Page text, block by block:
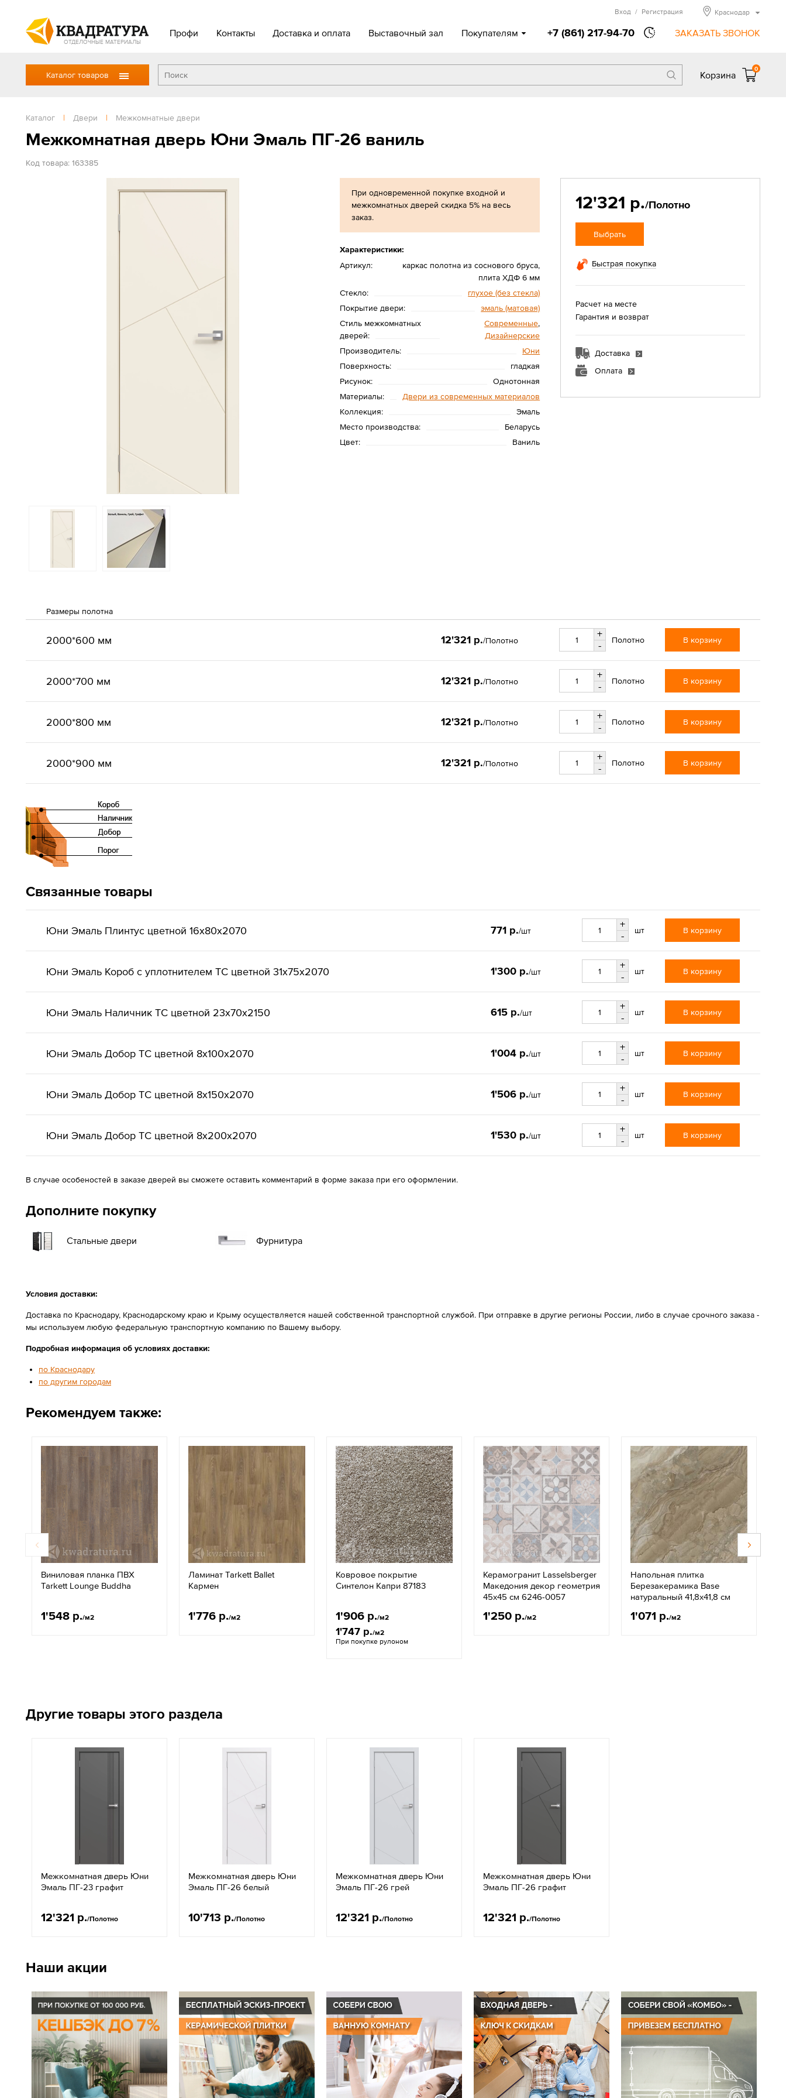
ОТДЕЛОЧНЫЕ МАТЕРИАЛЫ
Профи Контакты Доставка и оплата Выставочный зал Покупателям +7 (861) 217-94-70 ЗАКАЗАТЬ ЗВОНОК
Вход / Регистрация Краснодар
Каталог товаров Корзина
0
Каталог | Двери | Межкомнатные двери
Межкомнатная дверь Юни Эмаль ПГ-26 ваниль
Код товара: 163385
При одновременной покупке входной и
межкомнатных дверей скидка 5% на весь
заказ.
Характеристики:
Артикул:
каркас полотна из соснового бруса,
плита ХДФ 6 мм
Стекло:
глухое (без стекла)
Покрытие двери:
эмаль (матовая)
Стиль межкомнатных
дверей:
Современные,
Дизайнерские
Производитель:
Юни
Поверхность:
гладкая
Рисунок:
Однотонная
Материалы:
Двери из современных материалов
Коллекция:
Эмаль
Место производства:
Беларусь
Цвет:
Ваниль
12'321 р./Полотно
Выбрать
Быстрая покупка
Расчет на месте
Гарантия и возврат
Доставка
Оплата
Размеры полотна
2000*600 мм 12'321 р./Полотно
+
-
Полотно В корзину
2000*700 мм 12'321 р./Полотно
+
-
Полотно В корзину
2000*800 мм 12'321 р./Полотно
+
-
Полотно В корзину
2000*900 мм 12'321 р./Полотно
+
-
Полотно В корзину
Связанные товары
Юни Эмаль Плинтус цветной 16x80x2070 771 р./шт
+
-
шт В корзину
Юни Эмаль Короб с уплотнителем ТС цветной 31x75x2070 1'300 р./шт
+
-
шт В корзину
Юни Эмаль Наличник ТС цветной 23x70x2150 615 р./шт
+
-
шт В корзину
Юни Эмаль Добор ТС цветной 8x100x2070 1'004 р./шт
+
-
шт В корзину
Юни Эмаль Добор ТС цветной 8x150x2070 1'506 р./шт
+
-
шт В корзину
Юни Эмаль Добор ТС цветной 8x200x2070 1'530 р./шт
+
-
шт В корзину
В случае особеностей в заказе дверей вы сможете оставить комментарий в форме заказа при его оформлении.
Дополните покупку
Стальные двери Фурнитура
Условия доставки:
Доставка по Краснодару, Краснодарскому краю и Крыму осуществляется нашей собственной транспортной службой. При отправке в другие регионы России, либо в случае срочного заказа -
мы используем любую федеральную транспортную компанию по Вашему выбору.
Подробная информация об условиях доставки:
по Краснодару
по другим городам
Рекомендуем также:
Виниловая планка ПВХ
Tarkett Lounge Buddha
1'548 р./м2
Ламинат Tarkett Ballet
Кармен
1'776 р./м2
Ковровое покрытие
Синтелон Капри 87183
1'906 р./м2
1'747 р./м2
При покупке рулоном
Керамогранит Lasselsberger
Македония декор геометрия
45х45 см 6246-0057
1'250 р./м2
Напольная плитка
Березакерамика Base
натуральный 41,8х41,8 см
1'071 р./м2
Другие товары этого раздела
Межкомнатная дверь Юни
Эмаль ПГ-23 графит
12'321 р./Полотно
Межкомнатная дверь Юни
Эмаль ПГ-26 белый
10'713 р./Полотно
Межкомнатная дверь Юни
Эмаль ПГ-26 грей
12'321 р./Полотно
Межкомнатная дверь Юни
Эмаль ПГ-26 графит
12'321 р./Полотно
Наши акции